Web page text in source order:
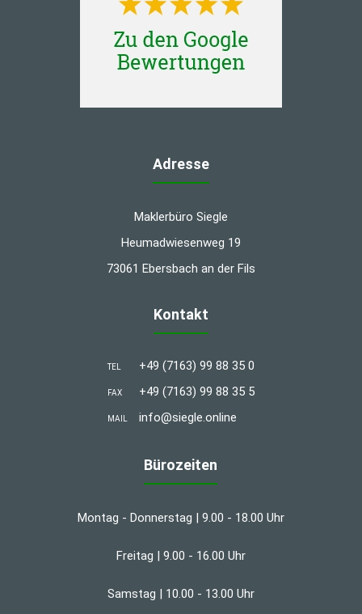
Adresse
Maklerbüro Siegle
Heumadwiesenweg 19
73061 Ebersbach an der Fils
Kontakt
TEL +49 (7163) 99 88 35 0
FAX +49 (7163) 99 88 35 5
MAIL info@siegle.online
Bürozeiten
Montag - Donnerstag | 9.00 - 18.00 Uhr
Freitag | 9.00 - 16.00 Uhr
Samstag | 10.00 - 13.00 Uhr